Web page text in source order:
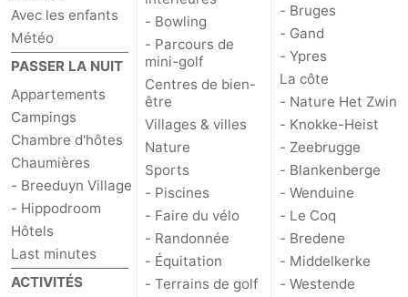
Avec les enfants
Météo
PASSER LA NUIT
Appartements
Campings
Chambre d'hôtes
Chaumières
- Breeduyn Village
- Hippodroom
Hôtels
Last minutes
ACTIVITÉS
- Bowling
- Parcours de
mini-golf
Centres de bien-
être
Villages & villes
Nature
Sports
- Piscines
- Faire du vélo
- Randonnée
- Équitation
- Terrains de golf
- Bruges
- Gand
- Ypres
La côte
- Nature Het Zwin
- Knokke-Heist
- Zeebrugge
- Blankenberge
- Wenduine
- Le Coq
- Bredene
- Middelkerke
- Westende